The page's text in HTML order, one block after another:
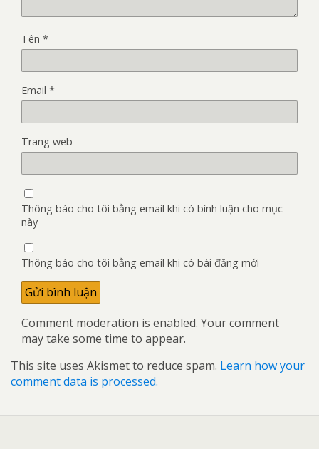
Tên *
Email *
Trang web
Thông báo cho tôi bằng email khi có bình luận cho mục
này
Thông báo cho tôi bằng email khi có bài đăng mới
Comment moderation is enabled. Your comment
may take some time to appear.
This site uses Akismet to reduce spam. Learn how your
comment data is processed.